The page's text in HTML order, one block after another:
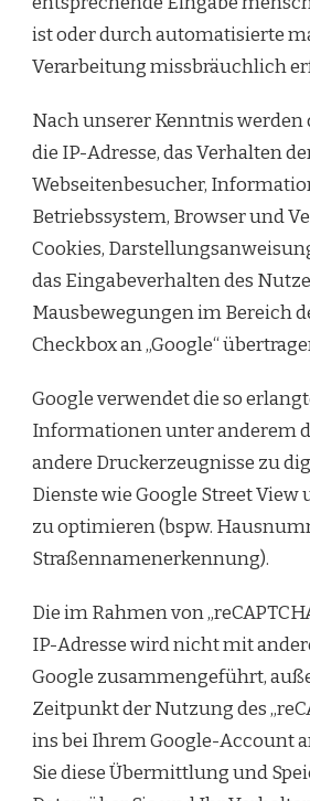
ist oder durch automatisierte
Verarbeitung missbräuchlich
Nach unserer Kenntnis werden
die IP-Adresse, das Verhalten
Webseitenbesucher,
Betriebssystem, Browser und
Cookies,
das Eingabeverhalten des
Mausbewegungen im Bereich
Checkbox an „Google“
Google verwendet die so
Informationen unter anderem
andere Druckerzeugnisse zu
Dienste wie Google Street View
zu optimieren (bspw.
Straßennamenerkennung).
Die im Rahmen von
IP-Adresse wird nicht mit
Google zusammengeführt,
Zeitpunkt der Nutzung des
ins bei Ihrem Google-Account
Sie diese Übermittlung und